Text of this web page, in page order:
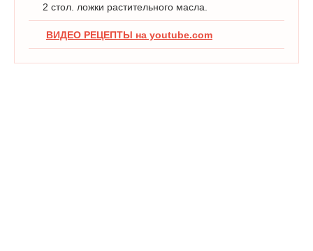
2 стол. ложки растительного масла.
ВИДЕО РЕЦЕПТЫ на youtube.com